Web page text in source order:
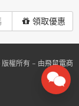
領取優惠
版權所有 - 由飛鼠電商